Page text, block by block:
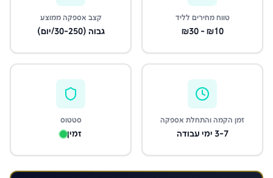
טווח מחירים לליד
₪10 - ₪30
קצב אספקה ממוצע
גבוה (30-250/יום)
זמן הקמה והתחלת אספקה
3-7 ימי עבודה
סטטוס
זמין